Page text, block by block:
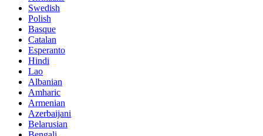
Swedish
Polish
Basque
Catalan
Esperanto
Hindi
Lao
Albanian
Amharic
Armenian
Azerbaijani
Belarusian